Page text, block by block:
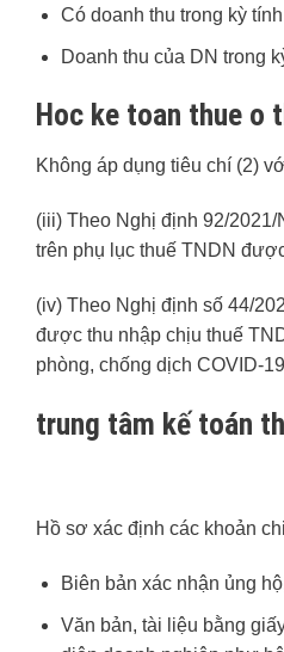
Có doanh thu trong kỳ
Doanh thu của DN trong
Hoc ke toan thue o
Không áp dụng tiêu chí (2)
(iii) Theo Nghị định 92/
trên phụ lục thuế TNDN
(iv) Theo Nghị định số 44/
được thu nhập chịu thuế
phòng, chống dịch COVID-
trung tâm kế toán
Hồ sơ xác định các khoản
Biên bản xác nhận ủng
Văn bản, tài liệu bằng